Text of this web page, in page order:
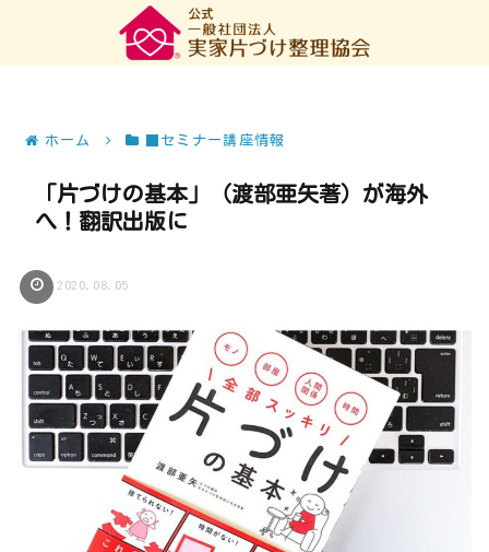
ホーム ■セミナー講座情報
「片づけの基本」（渡部亜矢著）が海外
へ！翻訳出版に
2020.08.05